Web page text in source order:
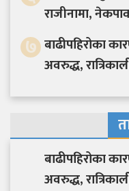
राजीनामा,
७ बाढीपहिरोका
अवरुद्ध,
बाढीपहिरोका
अवरुद्ध,